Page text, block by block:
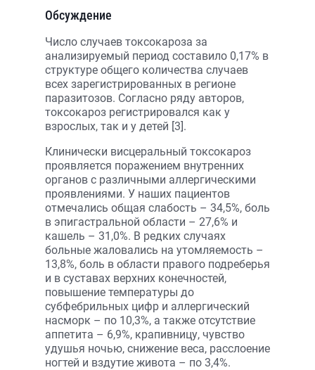
Обсуждение
Число случаев токсокароза за
анализируемый период составило 0,17% в
структуре общего количества случаев
всех зарегистрированных в регионе
паразитозов. Согласно ряду авторов,
токсокароз регистрировался как у
взрослых, так и у детей [3].
Клинически висцеральный токсокароз
проявляется поражением внутренних
органов с различными аллергическими
проявлениями. У наших пациентов
отмечались общая слабость – 34,5%, боль
в эпигастральной области – 27,6% и
кашель – 31,0%. В редких случаях
больные жаловались на утомляемость –
13,8%, боль в области правого подреберья
и в суставах верхних конечностей,
повышение температуры до
субфебрильных цифр и аллергический
насморк – по 10,3%, а также отсутствие
аппетита – 6,9%, крапивницу, чувство
удушья ночью, снижение веса, расслоение
ногтей и вздутие живота – по 3,4%.